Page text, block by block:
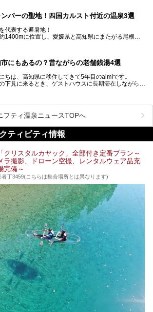
れを読んで高知のサウナ探しの参考してくださいね！
ンパーの聖地！四国カルスト付近の温泉3選
代表する避暑地！
1400mに位置し、愛媛県と高知県にまたがる尾根沿
る場所。
泉（お風呂）がありません。
ライターおすすめの３つの温泉をご紹介します。
問題なければ、温泉に入ってから向かうことをオスス
す。
なら最寄り温泉でも車で４０分、山を降りていかねばな
んからね…！！
は、翌日キャンプ帰りに立ち寄るのもおすすめです。
では見ていきましょう。
にもあるの？昔ながらの老舗銭湯4選
ちは、高知県に移住してきて5年目のaimiです。
下見に来るとき、ゲストハウスに長期滞在しながら観
というと、高知県の人口の半分が集まっているにぎや
イメージがある方も多いかと思いますが、昔ながらの老
湯がけっこうな数あるのですよ。
小さいながら、元気に営業中なので観光がてら訪問し
はいかがでしょう？
よ♪
はチェックしてきましょう♪
フティ温泉ニュースTOPへ
ティビティ情報
クリスタルカヤック」全部付き定番プラン～
ラ撮影、ドローン空撮、レンタルウェア品充
完備～
丁3459(こちらは集合場所とは異なります)